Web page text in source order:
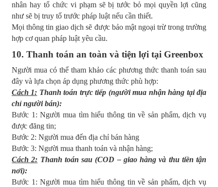
nhân hay tổ chức vi phạm sẽ bị tước bỏ mọi quyền lợi cũng
như sẽ bị truy tố trước pháp luật nếu cần thiết.
Mọi thông tin giao dịch sẽ được bảo mật ngoại trừ trong trường
hợp cơ quan pháp luật yêu cầu.
10. Thanh toán an toàn và tiện lợi tại Greenbox
Người mua có thể tham khảo các phương thức thanh toán sau
đây và lựa chọn áp dụng phương thức phù hợp:
Cách 1: Thanh toán trực tiếp (người mua nhận hàng tại địa
chỉ người bán):
Bước 1: Người mua tìm hiểu thông tin về sản phẩm, dịch vụ
được đăng tin;
Bước 2: Người mua đến địa chỉ bán hàng
Bước 3: Người mua thanh toán và nhận hàng;
Cách 2: Thanh toán sau (COD – giao hàng và thu tiền tận
nơi):
Bước 1: Người mua tìm hiểu thông tin về sản phẩm, dịch vụ